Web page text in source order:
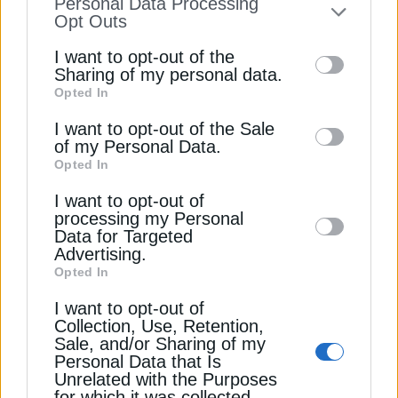
to your opt-out. You may separately opt-out
information by third parties on the IAB’s list
of downstream participants. This
information may also be disclosed by us to
third parties on theIAB’s List of
Downstream Participants
disclose it to other third parties.
Opt Outs
I want to opt-out of the
Sharing of my personal data.
Opted In
I want to opt-out of the Sale
of my Personal Data.
Opted In
I want to opt-out of
processing my Personal
Data for Targeted
Advertising.
Opted In
I want to opt-out of
Collection, Use, Retention,
Sale, and/or Sharing of my
Personal Data that Is
Unrelated with the Purposes
ΑΝΑΝΕΩΣΙΜΕΣ ΠΗΓΕΣ
Ember: Οι ΑΠΕ ξεπέρασαν τον άνθρακα
8 Οκτωβρίου 2025